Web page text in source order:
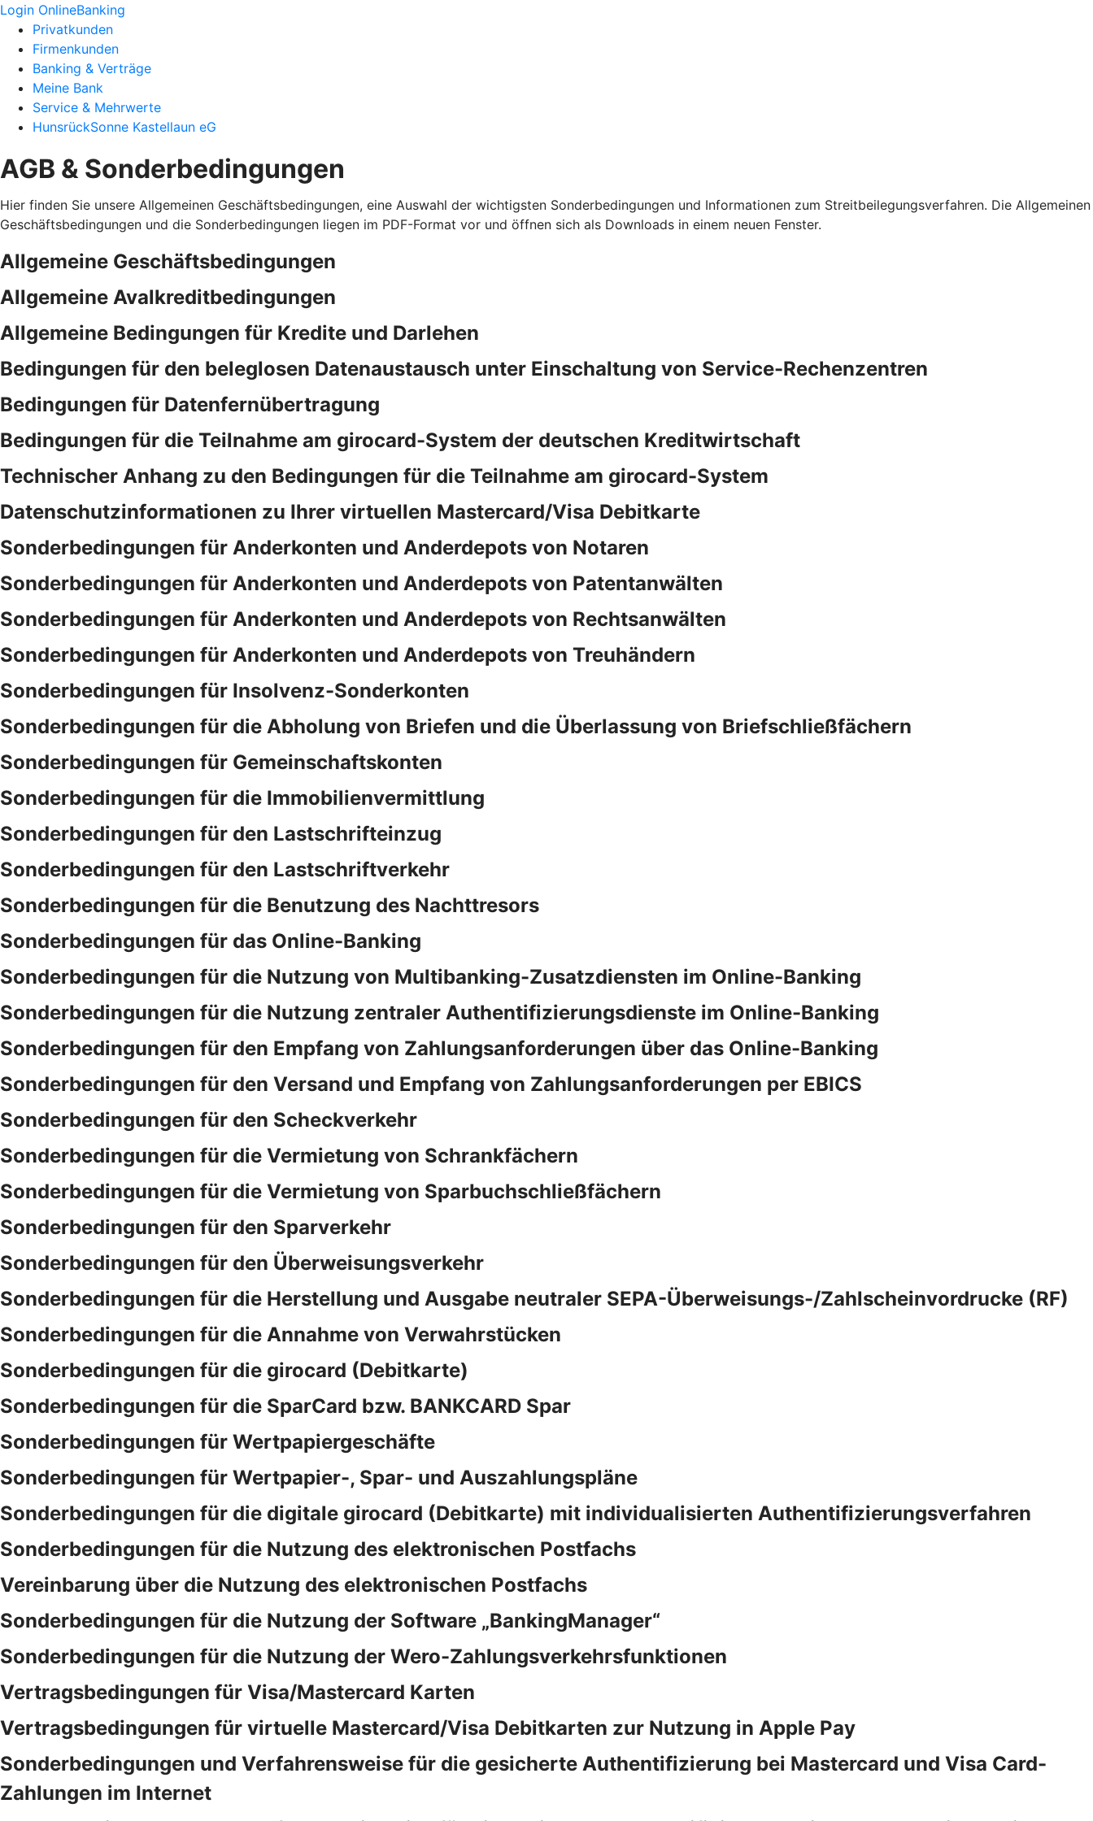
Login OnlineBanking
Privatkunden
Firmenkunden
Banking & Verträge
Meine Bank
Service & Mehrwerte
HunsrückSonne Kastellaun eG
AGB & Sonderbedingungen
Hier finden Sie unsere Allgemeinen Geschäftsbedingungen, eine Auswahl der wichtigsten Sonderbedingungen und Informationen zum Streitbeilegungsverfahren. Die Allgemeinen
Geschäftsbedingungen und die Sonderbedingungen liegen im PDF-Format vor und öffnen sich als Downloads in einem neuen Fenster.
Allgemeine Geschäftsbedingungen
Allgemeine Avalkreditbedingungen
Allgemeine Bedingungen für Kredite und Darlehen
Bedingungen für den beleglosen Datenaustausch unter Einschaltung von Service-Rechenzentren
Bedingungen für Datenfernübertragung
Bedingungen für die Teilnahme am girocard-System der deutschen Kreditwirtschaft
Technischer Anhang zu den Bedingungen für die Teilnahme am girocard-System
Datenschutzinformationen zu Ihrer virtuellen Mastercard/Visa Debitkarte
Sonderbedingungen für Anderkonten und Anderdepots von Notaren
Sonderbedingungen für Anderkonten und Anderdepots von Patentanwälten
Sonderbedingungen für Anderkonten und Anderdepots von Rechtsanwälten
Sonderbedingungen für Anderkonten und Anderdepots von Treuhändern
Sonderbedingungen für Insolvenz-Sonderkonten
Sonderbedingungen für die Abholung von Briefen und die Überlassung von Briefschließfächern
Sonderbedingungen für Gemeinschaftskonten
Sonderbedingungen für die Immobilienvermittlung
Sonderbedingungen für den Lastschrifteinzug
Sonderbedingungen für den Lastschriftverkehr
Sonderbedingungen für die Benutzung des Nachttresors
Sonderbedingungen für das Online-Banking
Sonderbedingungen für die Nutzung von Multibanking-Zusatzdiensten im Online-Banking
Sonderbedingungen für die Nutzung zentraler Authentifizierungsdienste im Online-Banking
Sonderbedingungen für den Empfang von Zahlungsanforderungen über das Online-Banking
Sonderbedingungen für den Versand und Empfang von Zahlungsanforderungen per EBICS
Sonderbedingungen für den Scheckverkehr
Sonderbedingungen für die Vermietung von Schrankfächern
Sonderbedingungen für die Vermietung von Sparbuchschließfächern
Sonderbedingungen für den Sparverkehr
Sonderbedingungen für den Überweisungsverkehr
Sonderbedingungen für die Herstellung und Ausgabe neutraler SEPA-Überweisungs-/Zahlscheinvordrucke (RF)
Sonderbedingungen für die Annahme von Verwahrstücken
Sonderbedingungen für die girocard (Debitkarte)
Sonderbedingungen für die SparCard bzw. BANKCARD Spar
Sonderbedingungen für Wertpapiergeschäfte
Sonderbedingungen für Wertpapier-, Spar- und Auszahlungspläne
Sonderbedingungen für die digitale girocard (Debitkarte) mit individualisierten Authentifizierungsverfahren
Sonderbedingungen für die Nutzung des elektronischen Postfachs
Vereinbarung über die Nutzung des elektronischen Postfachs
Sonderbedingungen für die Nutzung der Software „BankingManager“
Sonderbedingungen für die Nutzung der Wero-Zahlungsverkehrsfunktionen
Vertragsbedingungen für Visa/Mastercard Karten
Vertragsbedingungen für virtuelle Mastercard/Visa Debitkarten zur Nutzung in Apple Pay
Sonderbedingungen und Verfahrensweise für die gesicherte Authentifizierung bei Mastercard und Visa Card-
Zahlungen im Internet